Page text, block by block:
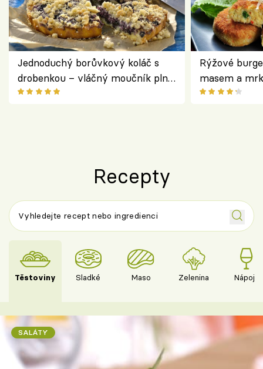
Jednoduchý borůvkový koláč s
drobenkou – vláčný moučník plný
ovoce
Rýžové
masem a
salátem –
Recepty
Těstoviny Sladké Maso Zelenina Nápoje
SALÁTY